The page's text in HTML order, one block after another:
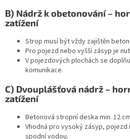
B) Nádrž k obetonování –
zatížení
Strop musí být vždy zajištěn
Pro pojezd nebo vyšší zásyp je
V pojezdových plochách se
komunikace.
C) Dvouplášťová nádrž –
zatížení
Betonová stropní deska min. 12
Vhodná pro vysoký zásyp,
spodní vodou.